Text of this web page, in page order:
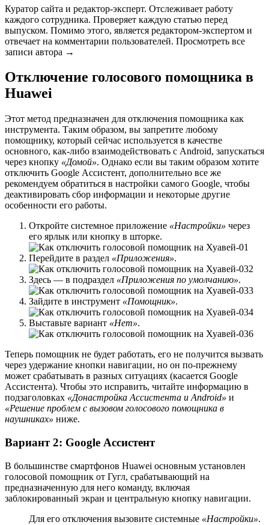
Куратор сайта и редактор-эксперт. Отслеживает работу
каждого сотрудника. Проверяет каждую статью перед
выпуском. Помимо этого, является редактором-экспертом и
отвечает на комментарии пользователей. Просмотреть все
записи автора →
Отключение голосового помощника в
Huawei
Этот метод предназначен для отключения помощника как
инструмента. Таким образом, вы запретите любому
помощнику, который сейчас используется в качестве
основного, как-либо взаимодействовать с Android, запускаться
через кнопку «Домой». Однако если вы таким образом хотите
отключить Google Ассистент, дополнительно все же
рекомендуем обратиться в настройки самого Google, чтобы
деактивировать сбор информации и некоторые другие
особенности его работы.
Откройте системное приложение «Настройки» через
его ярлык или кнопку в шторке.
Перейдите в раздел «Приложения».
Здесь — в подраздел «Приложения по умолчанию».
Зайдите в инструмент «Помощник».
Выставьте вариант «Нет».
Теперь помощник не будет работать, его не получится вызвать
через удержание кнопки навигации, но он по-прежнему
может срабатывать в разных ситуациях (касается Google
Ассистента). Чтобы это исправить, читайте информацию в
подзаголовках «Донастройка Ассистента и Android» и
«Решение проблем с вызовом голосового помощника в
наушниках» ниже.
Вариант 2: Google Ассистент
В большинстве смартфонов Huawei основным установлен
голосовой помощник от Гугл, срабатывающий на
предназначенную для него команду, включая
заблокированный экран и центральную кнопку навигации.
Для его отключения вызовите системные «Настройки».